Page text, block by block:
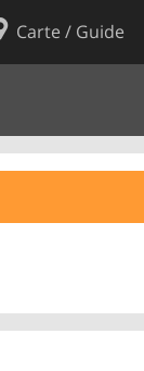
Carte / Guide